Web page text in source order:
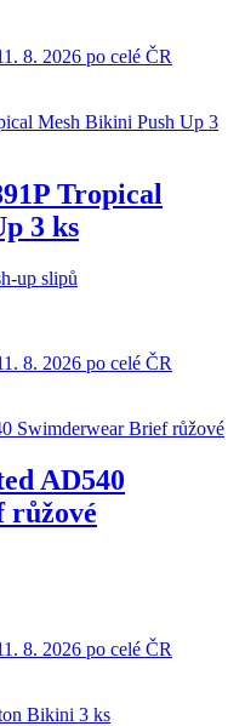
8. 2026 po celé ČR
Tropical
3 ks
up slipů
8. 2026 po celé ČR
AD540
růžové
8. 2026 po celé ČR